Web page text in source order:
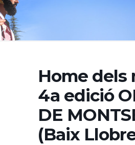
Home dels
4a edició
DE
(Baix